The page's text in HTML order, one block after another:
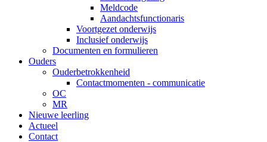
Meldcode
Aandachtsfunctionaris
Voortgezet onderwijs
Inclusief onderwijs
Documenten en formulieren
Ouders
Ouderbetrokkenheid
Contactmomenten - communicatie
OC
MR
Nieuwe leerling
Actueel
Contact